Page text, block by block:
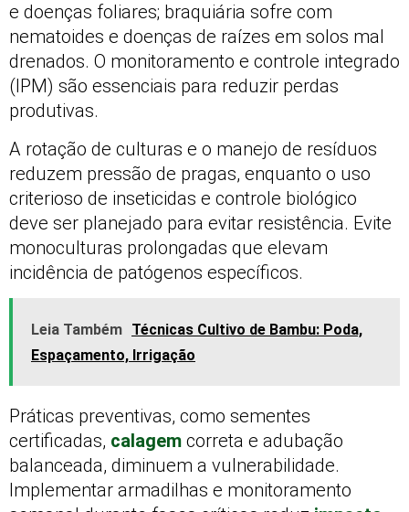
e doenças foliares; braquiária sofre com
nematoides e doenças de raízes em solos mal
drenados. O monitoramento e controle integrado
(IPM) são essenciais para reduzir perdas
produtivas.
A rotação de culturas e o manejo de resíduos
reduzem pressão de pragas, enquanto o uso
criterioso de inseticidas e controle biológico
deve ser planejado para evitar resistência. Evite
monoculturas prolongadas que elevam
incidência de patógenos específicos.
Leia Também Técnicas Cultivo de Bambu: Poda,
Espaçamento, Irrigação
Práticas preventivas, como sementes
certificadas, calagem correta e adubação
balanceada, diminuem a vulnerabilidade.
Implementar armadilhas e monitoramento